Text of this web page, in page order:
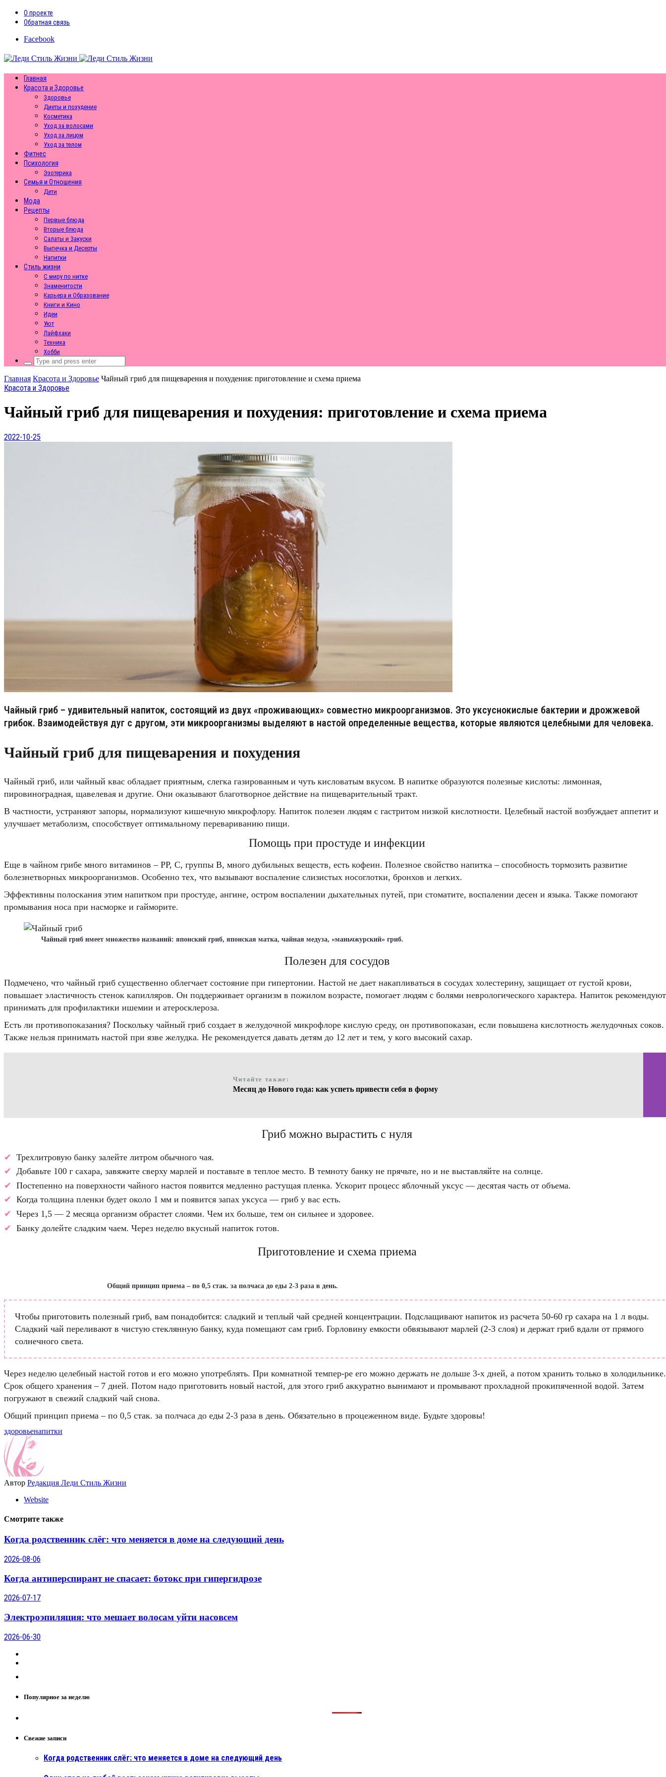
О проекте
Обратная связь
Facebook
Главная
Красота и Здоровье
Здоровье
Диеты и похудение
Косметика
Уход за волосами
Уход за лицом
Уход за телом
Фитнес
Психология
Эзотерика
Семья и Отношения
Дети
Мода
Рецепты
Первые блюда
Вторые блюда
Салаты и Закуски
Выпечка и Десерты
Напитки
Стиль жизни
С миру по нитке
Знаменитости
Карьера и Образование
Книги и Кино
Идеи
Уют
Лайфхаки
Техника
Хобби
Search
for:
Главная Красота и Здоровье Чайный гриб для пищеварения и похудения: приготовление и схема приема
Красота и Здоровье
Чайный гриб для пищеварения и похудения: приготовление и схема приема
2022-10-25
Чайный гриб – удивительный напиток, состоящий из двух «проживающих» совместно микроорганизмов. Это уксуснокислые бактерии и дрожжевой
грибок. Взаимодействуя дуг с другом, эти микроорганизмы выделяют в настой определенные вещества, которые являются целебными для человека.
Чайный гриб для пищеварения и похудения
Чайный гриб, или чайный квас обладает приятным, слегка газированным и чуть кисловатым вкусом. В напитке образуются полезные кислоты: лимонная,
пировиноградная, щавелевая и другие. Они оказывают благотворное действие на пищеварительный тракт.
В частности, устраняют запоры, нормализуют кишечную микрофлору. Напиток полезен людям с гастритом низкой кислотности. Целебный настой возбуждает аппетит и
улучшает метаболизм, способствует оптимальному перевариванию пищи.
Помощь при простуде и инфекции
Еще в чайном грибе много витаминов – РР, С, группы В, много дубильных веществ, есть кофеин. Полезное свойство напитка – способность тормозить развитие
болезнетворных микроорганизмов. Особенно тех, что вызывают воспаление слизистых носоглотки, бронхов и легких.
Эффективны полоскания этим напитком при простуде, ангине, остром воспалении дыхательных путей, при стоматите, воспалении десен и языка. Также помогают
промывания носа при насморке и гайморите.
Чайный гриб имеет множество названий: японский гриб, японская матка, чайная медуза, «маньчжурский» гриб.
Полезен для сосудов
Подмечено, что чайный гриб существенно облегчает состояние при гипертонии. Настой не дает накапливаться в сосудах холестерину, защищает от густой крови,
повышает эластичность стенок капилляров. Он поддерживает организм в пожилом возрасте, помогает людям с болями неврологического характера. Напиток рекомендуют
принимать для профилактики ишемии и атеросклероза.
Есть ли противопоказания? Поскольку чайный гриб создает в желудочной микрофлоре кислую среду, он противопоказан, если повышена кислотность желудочных соков.
Также нельзя принимать настой при язве желудка. Не рекомендуется давать детям до 12 лет и тем, у кого высокий сахар.
Читайте также:
Месяц до Нового года: как успеть привести себя в форму
Гриб можно вырастить с нуля
Трехлитровую банку залейте литром обычного чая.
Добавьте 100 г сахара, завяжите сверху марлей и поставьте в теплое место. В темноту банку не прячьте, но и не выставляйте на солнце.
Постепенно на поверхности чайного настоя появится медленно растущая пленка. Ускорит процесс яблочный уксус — десятая часть от объема.
Когда толщина пленки будет около 1 мм и появится запах уксуса — гриб у вас есть.
Через 1,5 — 2 месяца организм обрастет слоями. Чем их больше, тем он сильнее и здоровее.
Банку долейте сладким чаем. Через неделю вкусный напиток готов.
Приготовление и схема приема
Общий принцип приема – по 0,5 стак. за полчаса до еды 2-3 раза в день.
Чтобы приготовить полезный гриб, вам понадобится: сладкий и теплый чай средней концентрации. Подслащивают напиток из расчета 50-60 гр сахара на 1 л воды.
Сладкий чай переливают в чистую стеклянную банку, куда помещают сам гриб. Горловину емкости обвязывают марлей (2-3 слоя) и держат гриб вдали от прямого
солнечного света.
Через неделю целебный настой готов и его можно употреблять. При комнатной темпер-ре его можно держать не дольше 3-х дней, а потом хранить только в холодильнике.
Срок общего хранения – 7 дней. Потом надо приготовить новый настой, для этого гриб аккуратно вынимают и промывают прохладной прокипяченной водой. Затем
погружают в свежий сладкий чай снова.
Общий принцип приема – по 0,5 стак. за полчаса до еды 2-3 раза в день. Обязательно в процеженном виде. Будьте здоровы!
здоровьенапитки
Автор Редакция Леди Стиль Жизни
Website
Смотрите также
Когда родственник слёг: что меняется в доме на следующий день
2026-08-06
Когда антиперспирант не спасает: ботокс при гипергидрозе
2026-07-17
Электроэпиляция: что мешает волосам уйти насовсем
2026-06-30
Популярное за неделю
Свежие записи
Когда родственник слёг: что меняется в доме на следующий день